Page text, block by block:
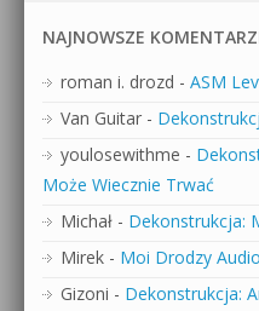
NAJNOWSZE
roman i. drozd - ASM
Van Guitar -
youlosewithme -
Może Wiecznie Trwać
Michał - Dekonstrukcja:
Mirek - Moi Drodzy
Gizoni - Dekonstrukcja: